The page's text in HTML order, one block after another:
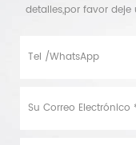
detalles,por favor